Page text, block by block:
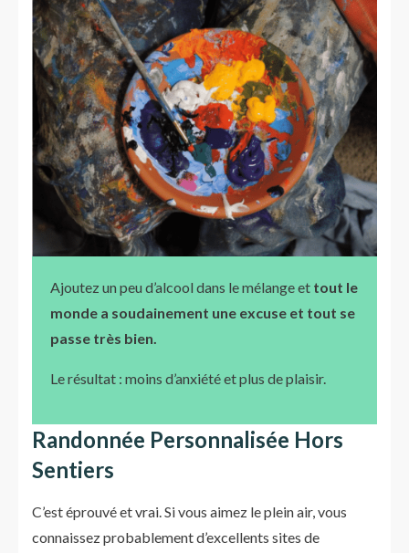
Ajoutez un peu d’alcool dans le mélange et tout le
monde a soudainement une excuse et tout se
passe très bien.
Le résultat : moins d’anxiété et plus de plaisir.
Randonnée Personnalisée Hors
Sentiers
C’est éprouvé et vrai. Si vous aimez le plein air, vous
connaissez probablement d’excellents sites de